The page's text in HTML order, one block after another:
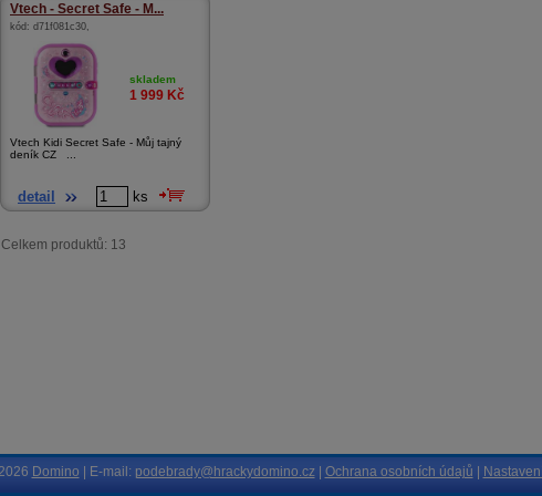
Vtech - Secret Safe - M...
kód: d71f081c30,
skladem
1 999 Kč
Vtech Kidi Secret Safe - Můj tajný
deník CZ ...
detail ks
Celkem produktů: 13
Domino | E-mail: podebrady@hrackydomino.cz| Ochrana osobních údajů